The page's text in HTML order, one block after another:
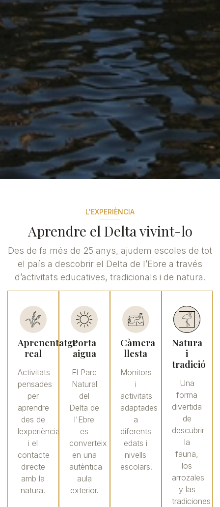
L'EXPERIÈNCIA
Aprendre el Delta vivint-lo
Des de fa més de 25 anys, ajudem escoles de tot
el país a descobrir el Delta de l’Ebre a través
d’activitats educatives, tradicionals i de natura.
Aprenentatge
real
Activitats
pensades
per
aprendre
des de
lexperiència
i el
contacte
directe
amb la
natura.
Porta
aigua
El Parc
Natural
del
Delta de
l'Ebre
es
converteix
en una
autèntica
aula
exterior.
Càmera
llesta
Monitors
i
activitats
adaptades
a
diferents
edats i
nivells
escolars.
Natura
i
tradició
Una
forma
divertida
de
descubrir
la
fauna,
los
arrozales
y las
tradiciones